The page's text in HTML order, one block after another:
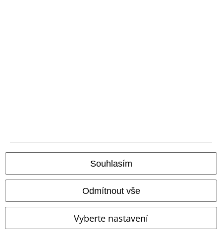
Souhlasím
Odmítnout vše
Vyberte nastavení